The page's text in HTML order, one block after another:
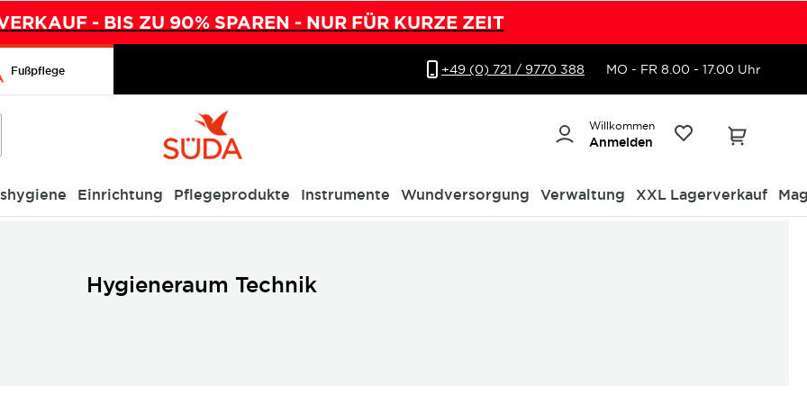
- BIS ZU 90% SPAREN - NUR FÜR KURZE ZEIT
Fußpflege +49 (0) 721 / 9770 388 MO - FR 8.00 - 17.00 Uhr
Willkommen
Anmelden
Einrichtung Pflegeprodukte Instrumente Wundversorgung Verwaltung XXL Lagerverkauf
Hygieneraum Technik